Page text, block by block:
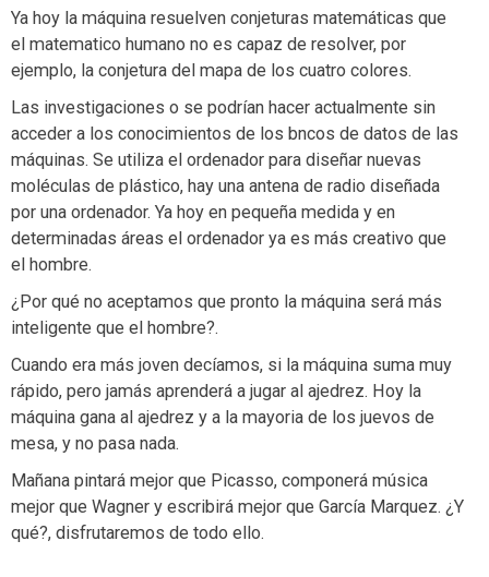
Ya hoy la máquina resuelven conjeturas matemáticas que
el matematico humano no es capaz de resolver, por
ejemplo, la conjetura del mapa de los cuatro colores.
Las investigaciones o se podrían hacer actualmente sin
acceder a los conocimientos de los bncos de datos de las
máquinas. Se utiliza el ordenador para diseñar nuevas
moléculas de plástico, hay una antena de radio diseñada
por una ordenador. Ya hoy en pequeña medida y en
determinadas áreas el ordenador ya es más creativo que
el hombre.
¿Por qué no aceptamos que pronto la máquina será más
inteligente que el hombre?.
Cuando era más joven decíamos, si la máquina suma muy
rápido, pero jamás aprenderá a jugar al ajedrez. Hoy la
máquina gana al ajedrez y a la mayoria de los juevos de
mesa, y no pasa nada.
Mañana pintará mejor que Picasso, componerá música
mejor que Wagner y escribirá mejor que García Marquez. ¿Y
qué?, disfrutaremos de todo ello.